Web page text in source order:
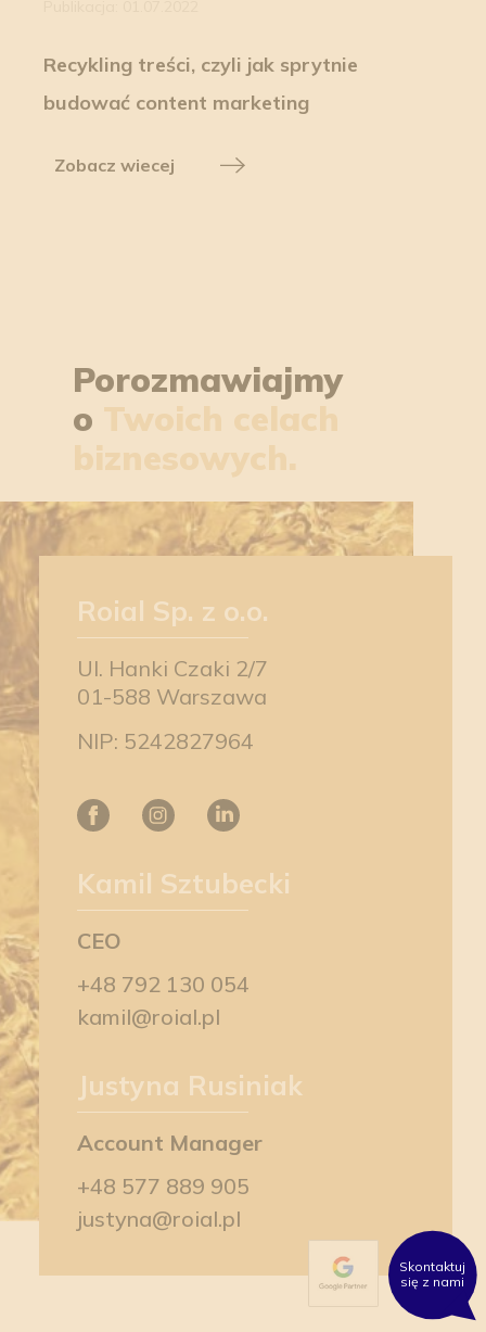
Recykling treści, czyli jak sprytnie
budować content marketing
Zobacz wiecej
Porozmawiajmy
o Twoich celach
biznesowych.
Roial Sp. z o.o.
Ul. Hanki Czaki 2/7
01-588 Warszawa
NIP: 5242827964
Kamil Sztubecki
CEO
+48 792 130 054
kamil@roial.pl
Justyna Rusiniak
Account Manager
+48 577 889 905
justyna@roial.pl
Skontaktuj
się z nami